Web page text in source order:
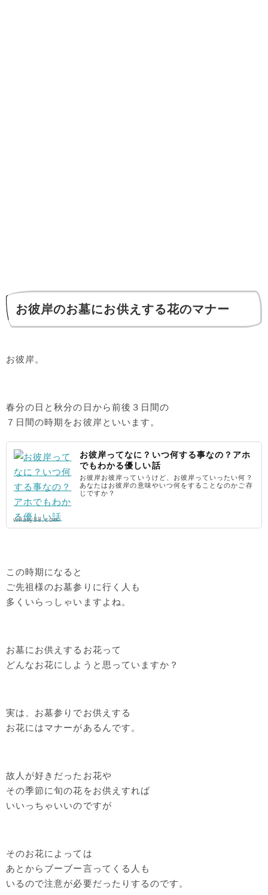
お彼岸のお墓にお供えする花のマナー
お彼岸。
春分の日と秋分の日から前後３日間の
７日間の時期をお彼岸といいます。
お彼岸ってなに？いつ何する事なの？アホ
でもわかる優しい話
お彼岸お彼岸っていうけど、お彼岸っていったい何？
あなたはお彼岸の意味やいつ何をすることなのかご存
じですか？
whaty88.com
この時期になると
ご先祖様のお墓参りに行く人も
多くいらっしゃいますよね。
お墓にお供えするお花って
どんなお花にしようと思っていますか？
実は、お墓参りでお供えする
お花にはマナーがあるんです。
故人が好きだったお花や
その季節に旬の花をお供えすれば
いいっちゃいいのですが
そのお花によっては
あとからブーブー言ってくる人も
いるので注意が必要だったりするのです。